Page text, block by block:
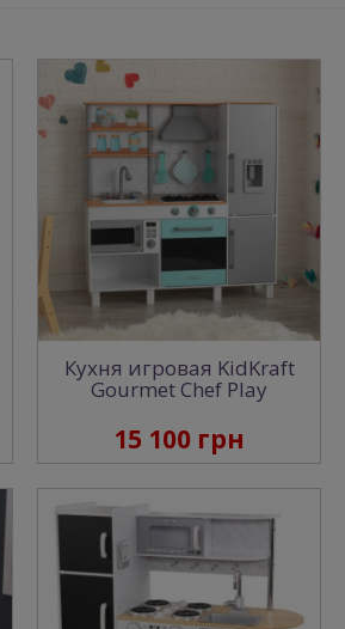
Кухня игровая KidKraft
Gourmet Chef Play
15 100 грн